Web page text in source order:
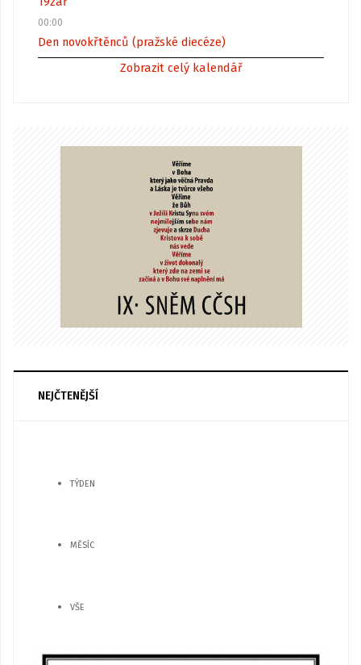
00:00
Den novokřtěnců (pražské diecéze)
Zobrazit celý kalendář
NEJČTENĚJŠÍ
TÝDEN
MĚSÍC
VŠE